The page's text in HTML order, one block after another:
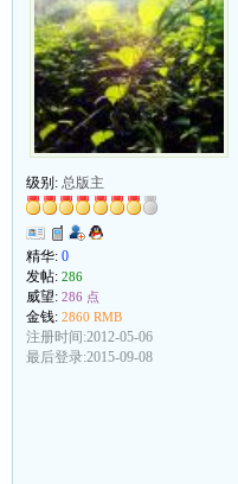
级别: 总版主
精华: 0
发帖: 286
威望: 286 点
金钱: 2860 RMB
注册时间:2012-05-06
最后登录:2015-09-08